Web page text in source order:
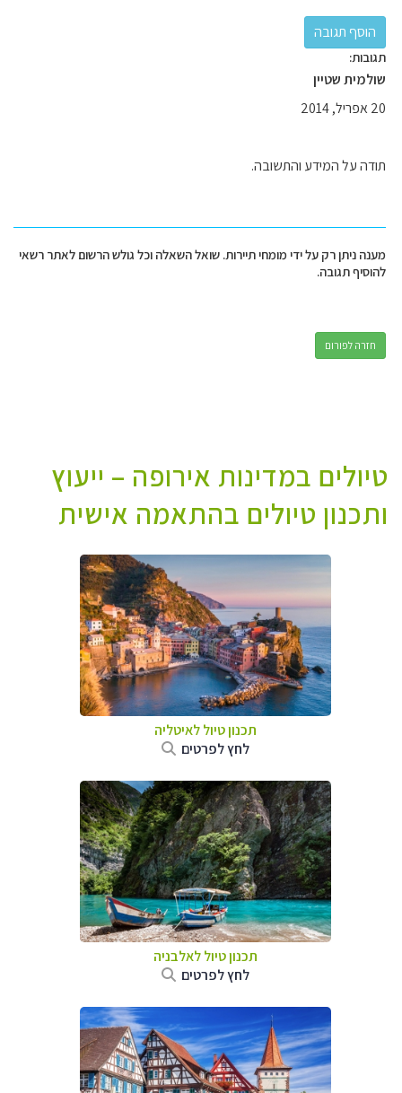
תגובות:
שולמית שטיין
20 אפריל, 2014
תודה על המידע והתשובה.
מענה ניתן רק על ידי מומחי תיירות. שואל השאלה וכל גולש הרשום לאתר רשאי
להוסיף תגובה.
חזרה לפורום
טיולים במדינות אירופה – ייעוץ
ותכנון טיולים בהתאמה אישית
תכנון טיול לאיטליה
לחץ לפרטים
תכנון טיול לאלבניה
לחץ לפרטים